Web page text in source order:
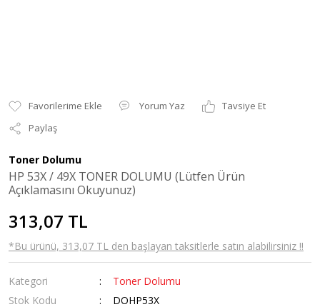
Yorum Yaz
Tavsiye Et
Paylaş
Toner Dolumu
HP 53X / 49X TONER DOLUMU (Lütfen Ürün
Açıklamasını Okuyunuz)
313,07 TL
*Bu ürünü, 313,07 TL den başlayan taksitlerle satın alabilirsiniz !!
Kategori
Toner Dolumu
Stok Kodu
DOHP53X